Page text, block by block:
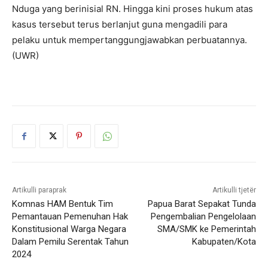
Nduga yang berinisial RN. Hingga kini proses hukum atas
kasus tersebut terus berlanjut guna mengadili para
pelaku untuk mempertanggungjawabkan perbuatannya.
(UWR)
Artikulli paraprak
Komnas HAM Bentuk Tim
Pemantauan Pemenuhan Hak
Konstitusional Warga Negara
Dalam Pemilu Serentak Tahun
2024
Artikulli tjetër
Papua Barat Sepakat Tunda
Pengembalian Pengelolaan
SMA/SMK ke Pemerintah
Kabupaten/Kota